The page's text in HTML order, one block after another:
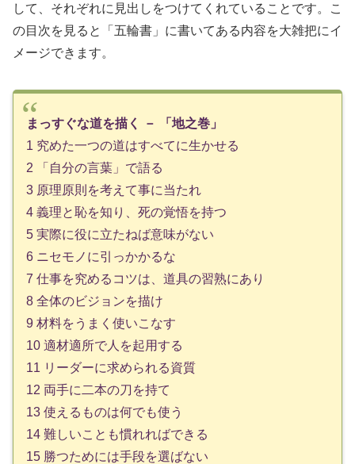
して、それぞれに見出しをつけてくれていることです。こ
の目次を見ると「五輪書」に書いてある内容を大雑把にイ
メージできます。
まっすぐな道を描く － 「地之巻」
1 究めた一つの道はすべてに生かせる
2 「自分の言葉」で語る
3 原理原則を考えて事に当たれ
4 義理と恥を知り、死の覚悟を持つ
5 実際に役に立たねば意味がない
6 ニセモノに引っかかるな
7 仕事を究めるコツは、道具の習熟にあり
8 全体のビジョンを描け
9 材料をうまく使いこなす
10 適材適所で人を起用する
11 リーダーに求められる資質
12 両手に二本の刀を持て
13 使えるものは何でも使う
14 難しいことも慣れればできる
15 勝つためには手段を選ばない